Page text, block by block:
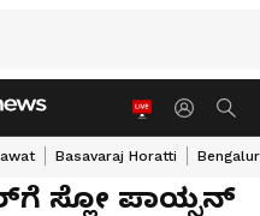
Basavaraj Horatti
ಸ್ಲೋ ಪಾಯ್ಸನ್